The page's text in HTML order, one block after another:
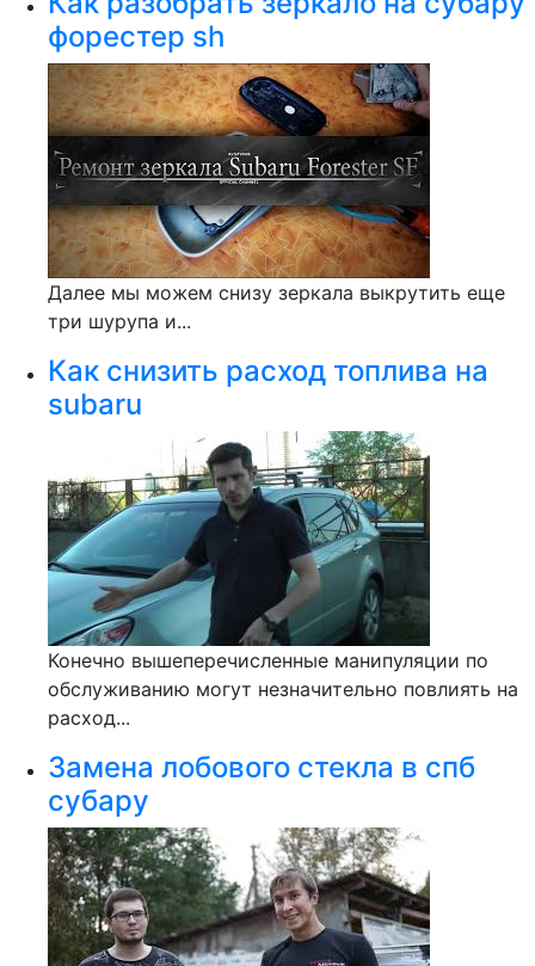
форестер sh
Далее мы можем снизу зеркала выкрутить еще
три шурупа и...
Как снизить расход топлива на
subaru
Конечно вышеперечисленные манипуляции по
обслуживанию могут незначительно повлиять на
расход...
Замена лобового стекла в спб
субару